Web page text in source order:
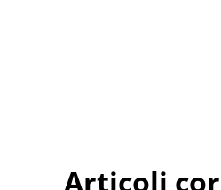
Articoli